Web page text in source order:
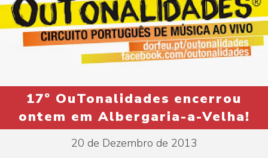
17º OuTonalidades encerrou
ontem em Albergaria-a-Velha!
20 de Dezembro de 2013